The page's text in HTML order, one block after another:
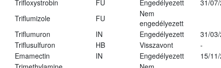
Trifloxystrobin
FU Engedélyezett
31/
Triflumizole
FU
Nem
engedélyezett
Triflumuron
IN Engedélyezett
31/
Triflusulfuron
HB Visszavont
-
Emamectin
IN Engedélyezett
15/